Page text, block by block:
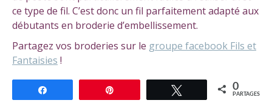
ce type de fil. C’est donc un fil parfaitement adapté aux
débutants en broderie d’embellissement.
Partagez vos broderies sur le groupe facebook Fils et
Fantaisies !
Tweetez 0
PARTAGES